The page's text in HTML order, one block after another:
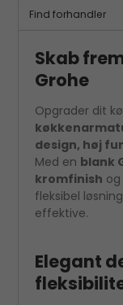
Find forhandler
Skab
Grohe
Opgrader dit
design, høj
Med en blank
kromfinish
fleksibel
effektive.
Elegant